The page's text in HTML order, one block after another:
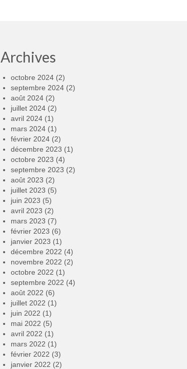
Archives
octobre 2024(2)
septembre 2024(2)
août 2024(2)
juillet 2024(2)
avril 2024(1)
mars 2024(1)
février 2024(2)
décembre 2023 (1)
octobre 2023 (4)
septembre 2023 (2)
août 2023 (2)
juillet 2023 (5)
juin 2023 (5)
avril 2023 (2)
mars 2023 (7)
février 2023 (6)
janvier 2023 (1)
décembre 2022 (4)
novembre 2022 (2)
octobre 2022 (1)
septembre 2022 (4)
août 2022 (6)
juillet 2022 (1)
juin 2022 (1)
mai 2022 (5)
avril 2022 (1)
mars 2022 (1)
février 2022 (3)
janvier 2022 (2)